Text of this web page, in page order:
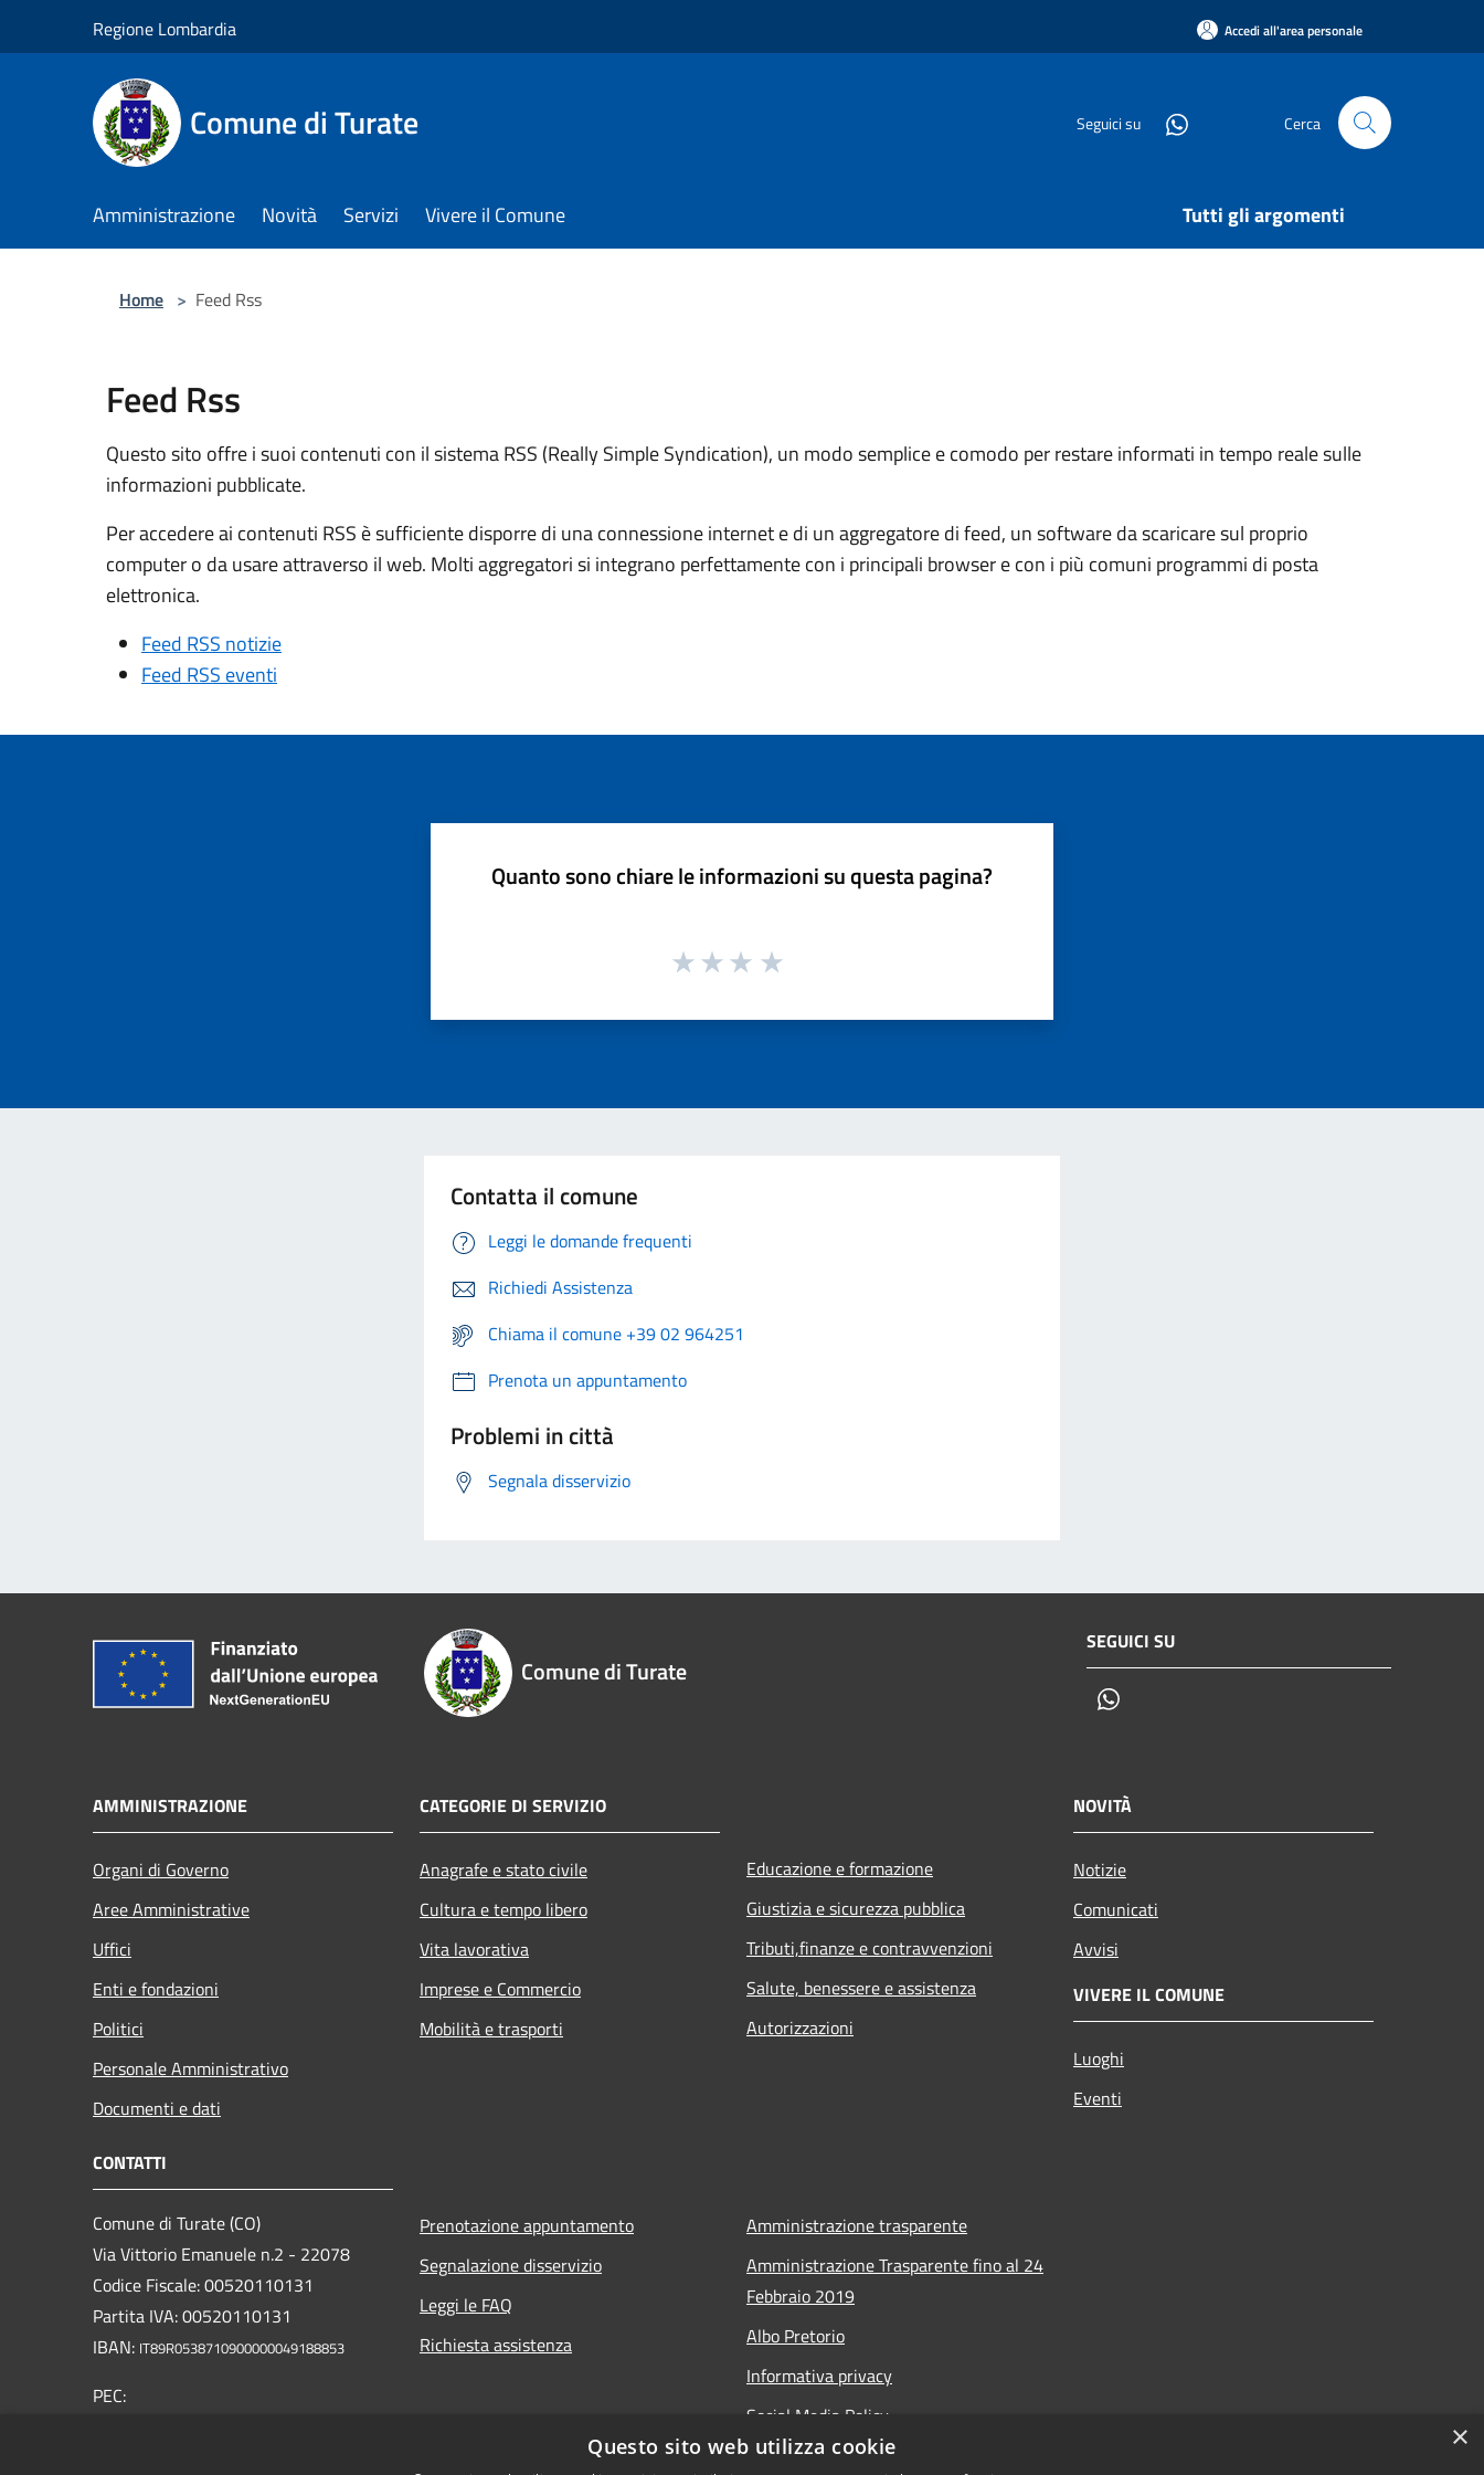
Regione Lombardia Accedi all'area personale
Comune di Turate Seguici su Cerca
Amministrazione Novità Servizi Vivere il Comune Tutti gli argomenti
Home > Feed Rss
Feed Rss
Questo sito offre i suoi contenuti con il sistema RSS (Really Simple Syndication), un modo semplice e comodo per restare informati in tempo reale sulle
informazioni pubblicate.
Per accedere ai contenuti RSS è sufficiente disporre di una connessione internet e di un aggregatore di feed, un software da scaricare sul proprio
computer o da usare attraverso il web. Molti aggregatori si integrano perfettamente con i principali browser e con i più comuni programmi di posta
elettronica.
Feed RSS notizie
Feed RSS eventi
Quanto sono chiare le informazioni su questa pagina?
Contatta il comune
Leggi le domande frequenti
Richiedi Assistenza
Chiama il comune +39 02 964251
Prenota un appuntamento
Problemi in città
Segnala disservizio
Comune di Turate
SEGUICI SU
AMMINISTRAZIONE
Organi di Governo
Aree Amministrative
Uffici
Enti e fondazioni
Politici
Personale Amministrativo
Documenti e dati
CATEGORIE DI SERVIZIO
Anagrafe e stato civile
Cultura e tempo libero
Vita lavorativa
Imprese e Commercio
Mobilità e trasporti
Educazione e formazione
Giustizia e sicurezza pubblica
Tributi,finanze e contravvenzioni
Salute, benessere e assistenza
Autorizzazioni
NOVITÀ
Notizie
Comunicati
Avvisi
VIVERE IL COMUNE
Luoghi
Eventi
CONTATTI
Comune di Turate (CO)
Via Vittorio Emanuele n.2 - 22078
Codice Fiscale: 00520110131
Partita IVA: 00520110131
IBAN: IT89R0538710900000049188853
PEC:
Prenotazione appuntamento
Segnalazione disservizio
Leggi le FAQ
Richiesta assistenza
Amministrazione trasparente
Amministrazione Trasparente fino al 24
Febbraio 2019
Albo Pretorio
Informativa privacy
Social Media Policy
Note legali
×
Questo sito web utilizza cookie